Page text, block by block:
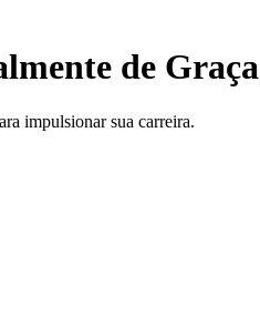
de Graça
impulsionar sua carreira.